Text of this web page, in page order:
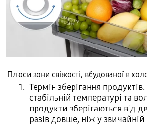
Плюси зони свіжості, вбудованої в
Термін зберігання
стабільній температурі та
продукти зберігаються від
разів довше, ніж у звичайній